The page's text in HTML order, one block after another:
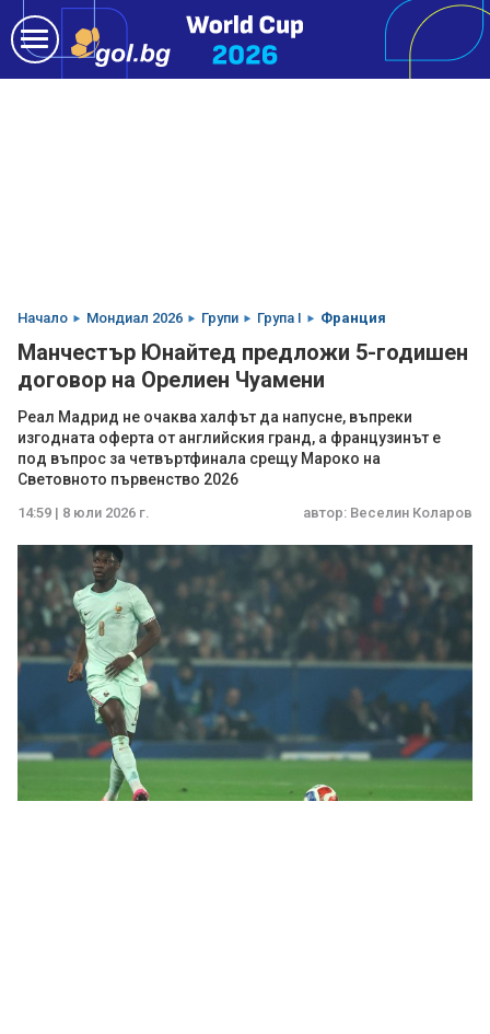
Начало Мондиал 2026 Групи Група I Франция
Манчестър Юнайтед предложи 5-годишен
договор на Орелиен Чуамени
Реал Мадрид не очаква халфът да напусне, въпреки
изгодната оферта от английския гранд, а французинът е
под въпрос за четвъртфинала срещу Мароко на
Световното първенство 2026
14:59 | 8 юли 2026 г. автор: Веселин Коларов